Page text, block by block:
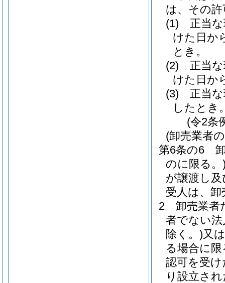
は、その
(1)
正当
けた日か
とき。
(2)
正当
けた日か
(3)
正当
したとき
(令2条
(卸売業者
第6条の6
のに限る。
が譲渡し
受人は、
2
卸売業者
者でない
除く。)又
る場合に限
認可を受
り設立さ